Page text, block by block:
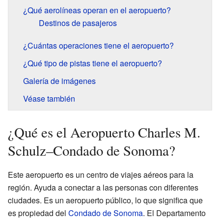
¿Qué aerolíneas operan en el aeropuerto?
Destinos de pasajeros
¿Cuántas operaciones tiene el aeropuerto?
¿Qué tipo de pistas tiene el aeropuerto?
Galería de imágenes
Véase también
¿Qué es el Aeropuerto Charles M.
Schulz–Condado de Sonoma?
Este aeropuerto es un centro de viajes aéreos para la
región. Ayuda a conectar a las personas con diferentes
ciudades. Es un aeropuerto público, lo que significa que
es propiedad del Condado de Sonoma. El Departamento